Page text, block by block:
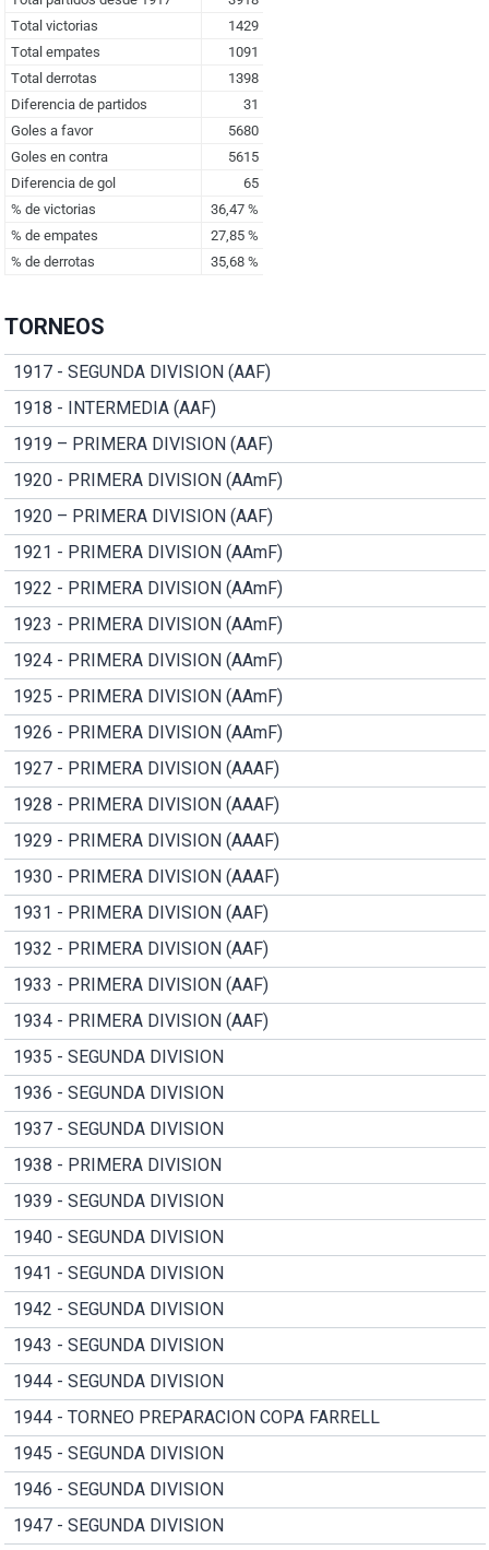
TORNEOS
1917 - SEGUNDA DIVISION (AAF)
1918 - INTERMEDIA (AAF)
1919 – PRIMERA DIVISION (AAF)
1920 - PRIMERA DIVISION (AAmF)
1920 – PRIMERA DIVISION (AAF)
1921 - PRIMERA DIVISION (AAmF)
1922 - PRIMERA DIVISION (AAmF)
1923 - PRIMERA DIVISION (AAmF)
1924 - PRIMERA DIVISION (AAmF)
1925 - PRIMERA DIVISION (AAmF)
1926 - PRIMERA DIVISION (AAmF)
1927 - PRIMERA DIVISION (AAAF)
1928 - PRIMERA DIVISION (AAAF)
1929 - PRIMERA DIVISION (AAAF)
1930 - PRIMERA DIVISION (AAAF)
1931 - PRIMERA DIVISION (AAF)
1932 - PRIMERA DIVISION (AAF)
1933 - PRIMERA DIVISION (AAF)
1934 - PRIMERA DIVISION (AAF)
1935 - SEGUNDA DIVISION
1936 - SEGUNDA DIVISION
1937 - SEGUNDA DIVISION
1938 - PRIMERA DIVISION
1939 - SEGUNDA DIVISION
1940 - SEGUNDA DIVISION
1941 - SEGUNDA DIVISION
1942 - SEGUNDA DIVISION
1943 - SEGUNDA DIVISION
1944 - SEGUNDA DIVISION
1944 - TORNEO PREPARACION COPA FARRELL
1945 - SEGUNDA DIVISION
1946 - SEGUNDA DIVISION
1947 - SEGUNDA DIVISION